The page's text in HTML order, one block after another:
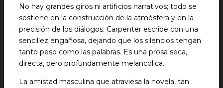
No hay grandes giros ni artificios narrativos; todo se
sostiene en la construcción de la atmósfera y en la
precisión de los diálogos. Carpenter escribe con una
sencillez engañosa, dejando que los silencios tengan
tanto peso como las palabras. Es una prosa seca,
directa, pero profundamente melancólica.
La amistad masculina que atraviesa la novela, tan